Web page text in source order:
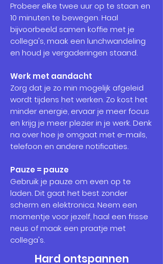
Probeer elke twee uur op te staan en
10 minuten te bewegen. Haal
bijvoorbeeld samen koffie met je
collega's, maak een lunchwandeling
en houd je vergaderingen staand.
Werk met aandacht
Zorg dat je zo min mogelijk afgeleid
wordt tijdens het werken. Zo kost het
minder energie, ervaar je meer focus
en krijg je meer plezier in je werk. Denk
na over hoe je omgaat met e-mails,
telefoon en andere notificaties.
Pauze = pauze
Gebruik je pauze om even op te
laden. Dit gaat het best zonder
scherm en elektronica. Neem een
momentje voor jezelf, haal een frisse
neus of maak een praatje met
collega's.
Hard ontspannen